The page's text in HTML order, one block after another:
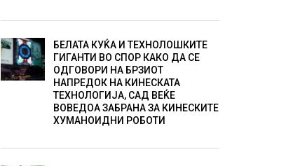
БЕЛАТА КУЌА И ТЕХНОЛОШКИТЕ
ГИГАНТИ ВО СПОР КАКО ДА СЕ
ОДГОВОРИ НА БРЗИОТ
НАПРЕДОК НА КИНЕСКАТА
ТЕХНОЛОГИЈА, САД ВЕЌЕ
ВОВЕДОА ЗАБРАНА ЗА КИНЕСКИТЕ
ХУМАНОИДНИ РОБОТИ